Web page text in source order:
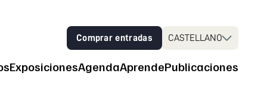
Comprar entradas CASTELLANO
principal
ExposicionesAgendaAprendePublicaciones